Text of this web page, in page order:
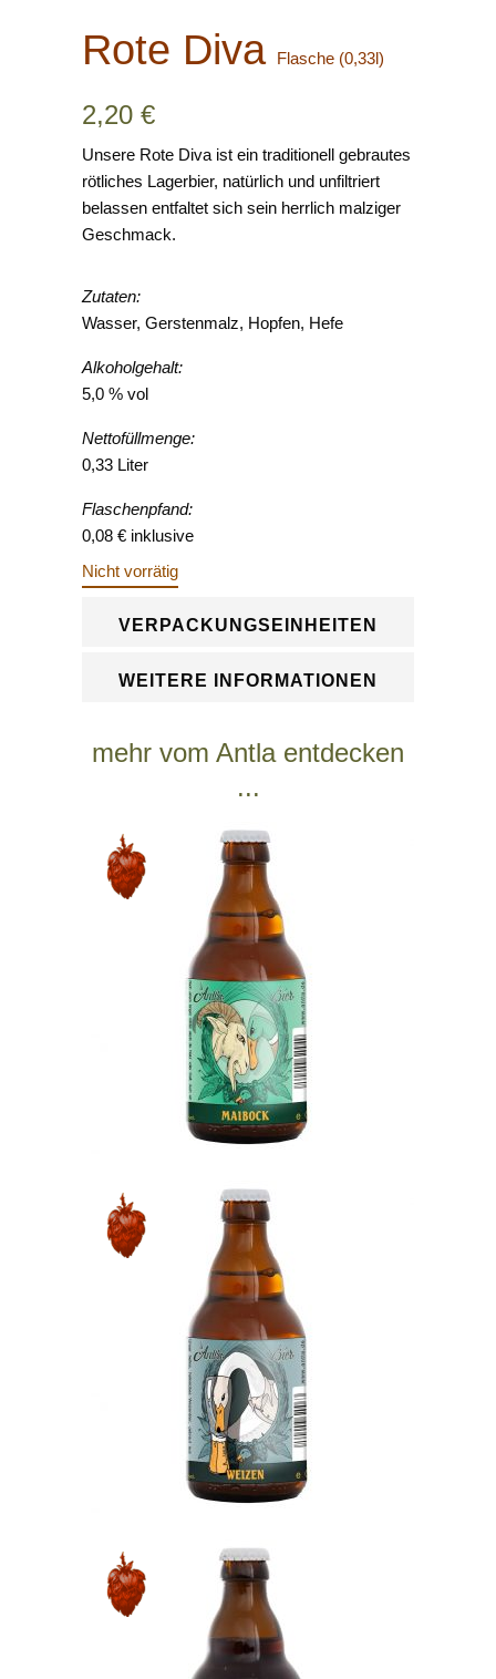
Rote Diva
2,20 €
Unsere Rote Diva ist ein traditionell gebrautes
rötliches Lagerbier, natürlich und unfiltriert
belassen entfaltet sich sein herrlich malziger
Geschmack.
Zutaten:
Wasser, Gerstenmalz, Hopfen, Hefe
Alkoholgehalt:
5,0 % vol
Nettofüllmenge:
0,33 Liter
Flaschenpfand:
0,08 € inklusive
Nicht vorrätig
VERPACKUNGSEINHEITEN
WEITERE INFORMATIONEN
mehr vom Antla entdecken
...